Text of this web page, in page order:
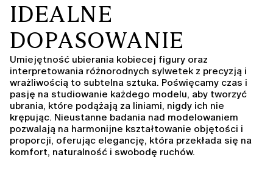
IDEALNE
DOPASOWANIE
Umiejętność ubierania kobiecej figury oraz
interpretowania różnorodnych sylwetek z precyzją i
wrażliwością to subtelna sztuka. Poświęcamy czas i
pasję na studiowanie każdego modelu, aby tworzyć
ubrania, które podążają za liniami, nigdy ich nie
krępując. Nieustanne badania nad modelowaniem
pozwalają na harmonijne kształtowanie objętości i
proporcji, oferując elegancję, która przekłada się na
komfort, naturalność i swobodę ruchów.